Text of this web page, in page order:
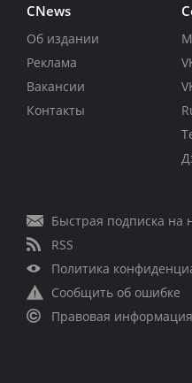
CNews
Об издании
Реклама
Вакансии
Контакты
Быстрая подписка на
RSS
Политика
Сообщить об ошибке
Правовая информация